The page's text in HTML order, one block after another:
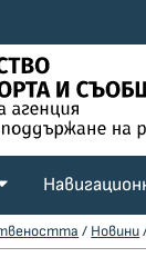
/ Новини